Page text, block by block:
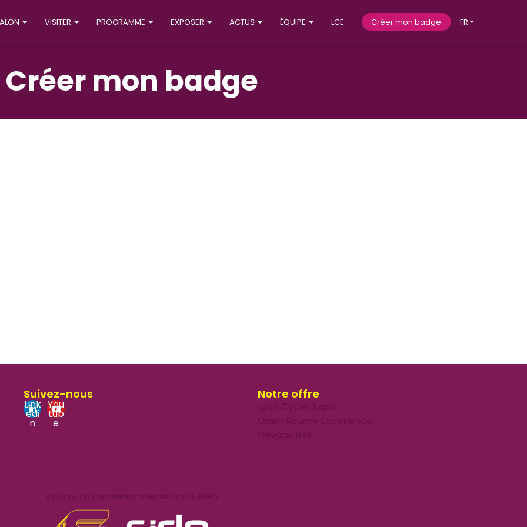
VISITER PROGRAMME EXPOSER ACTUS ÉQUIPE LCE Créer mon badge FR
Créer mon badge
Suivez-nous
Link
edi
n
You
tub
e
Notre offre
Lyon Cyber Expo
Open Source Experience
Devops Rex
À propos du salonMentions légales et CGURGPD